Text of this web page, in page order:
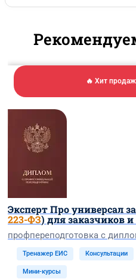
🔥 Хит продаж
Эксперт Про универсал
223-ФЗ) для заказчиков
профпереподготовка с
Тренажер ЕИС Консультации
Мини-курсы